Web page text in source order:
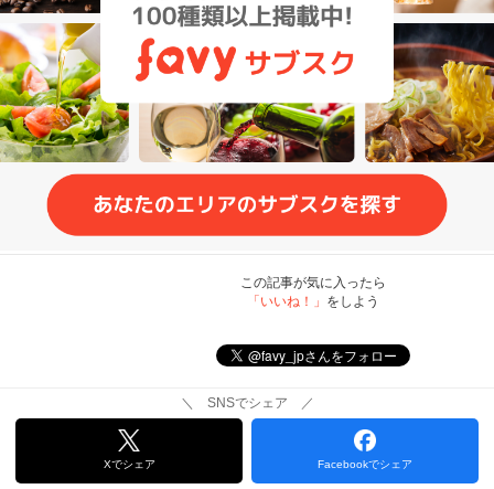
この記事が気に入ったら
「いいね！」 をしよう
＼ SNSでシェア ／
Xでシェア Facebookでシェア